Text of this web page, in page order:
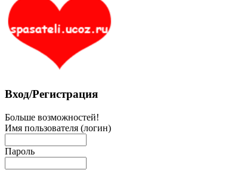
Вход/Регистрация
Больше возможностей!
Имя пользователя (логин)
Пароль